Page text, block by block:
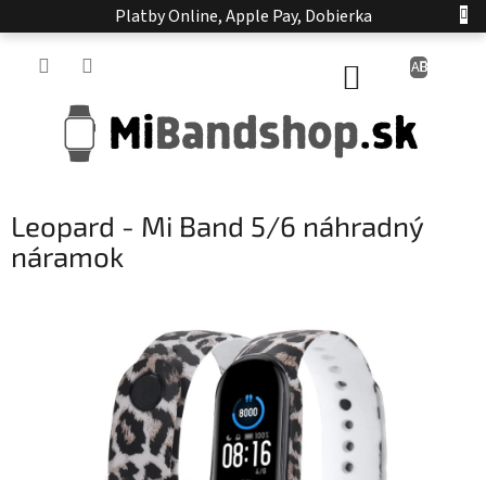
na
Platby Online, Apple Pay, Dobierka
NÁKUPNÝ
Leopard - Mi Band 5/6 náhradný
náramok